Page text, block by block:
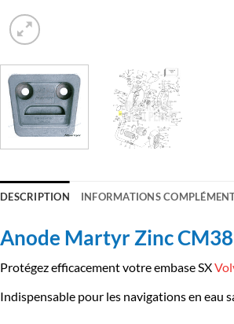
DESCRIPTION INFORMATIONS
Anode Martyr Zinc
Protégez efficacement votre embase SX
Indispensable pour les navigations en eau